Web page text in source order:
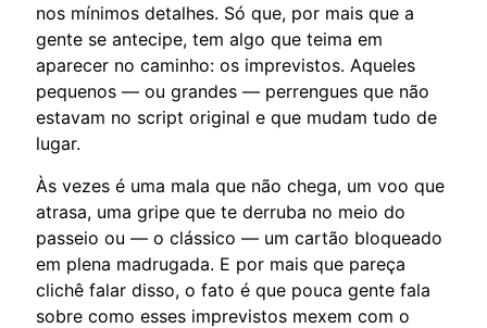
nos mínimos detalhes. Só que, por mais que a
gente se antecipe, tem algo que teima em
aparecer no caminho: os imprevistos. Aqueles
pequenos — ou grandes — perrengues que não
estavam no script original e que mudam tudo de
lugar.
Às vezes é uma mala que não chega, um voo que
atrasa, uma gripe que te derruba no meio do
passeio ou — o clássico — um cartão bloqueado
em plena madrugada. E por mais que pareça
clichê falar disso, o fato é que pouca gente fala
sobre como esses imprevistos mexem com o